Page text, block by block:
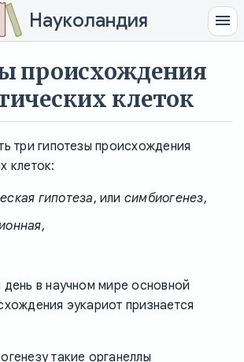
Науколандия
происхождения
клеток
три гипотезы происхождения
клеток:
гипотеза, или симбиогенез,
,
в научном мире основной
эукариот признается
такие органеллы